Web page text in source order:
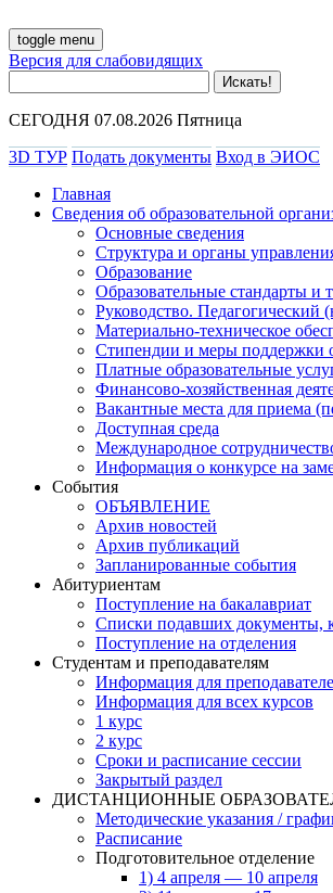
toggle menu
Версия для слабовидящих
СЕГОДНЯ 07.08.2026 Пятница
3D ТУР Подать документы Вход в ЭИОС
Главная
Сведения об образовательной
Основные сведения
Структура и органы
Образование
Образовательные стандарты и
Руководство. Педагогический
Материально-техническое
Стипендии и меры поддержки
Платные образовательные
Финансово-хозяйственная
Вакантные места для приема
Доступная среда
Международное
Информация о конкурсе на
События
ОБЪЯВЛЕНИЕ
Архив новостей
Архив публикаций
Запланированные события
Абитуриентам
Поступление на бакалавриат
Списки подавших документы,
Поступление на отделения
Студентам и преподавателям
Информация для
Информация для всех курсов
1 курс
2 курс
Сроки и расписание сессии
Закрытый раздел
ДИСТАНЦИОННЫЕ
Методические указания /
Расписание
Подготовительное отделение
1) 4 апреля — 10 апреля